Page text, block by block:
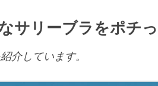
サリーブラをポチ
介しています。